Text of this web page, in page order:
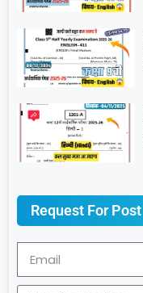
Request For Post